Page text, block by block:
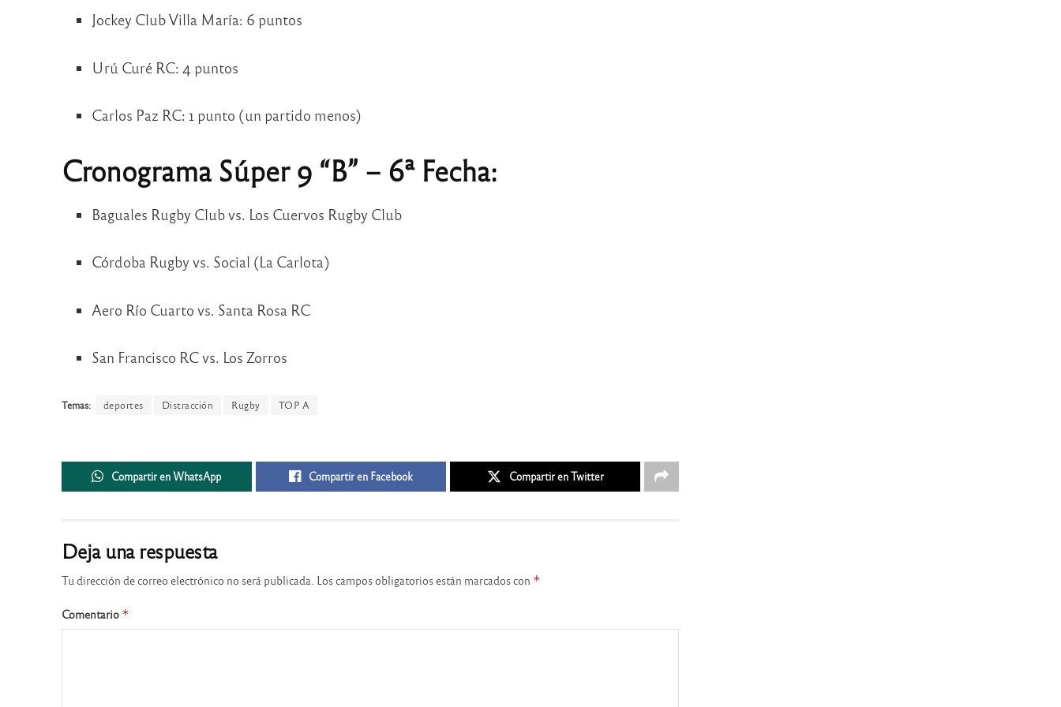
Jockey Club Villa María: 6 puntos
Urú Curé RC: 4 puntos
Carlos Paz RC: 1 punto (un partido menos)
Cronograma Súper 9 “B” – 6ª Fecha:
Baguales Rugby Club vs. Los Cuervos Rugby Club
Córdoba Rugby vs. Social (La Carlota)
Aero Río Cuarto vs. Santa Rosa RC
San Francisco RC vs. Los Zorros
Temas: deportes Distracción Rugby TOP A
Compartir en WhatsApp Compartir en Facebook Compartir en Twitter
Deja una respuesta
Tu dirección de correo electrónico no será publicada. Los campos obligatorios están marcados con *
Comentario *